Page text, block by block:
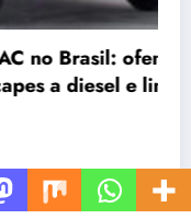
Brasil: ofensiva
diesel e linha